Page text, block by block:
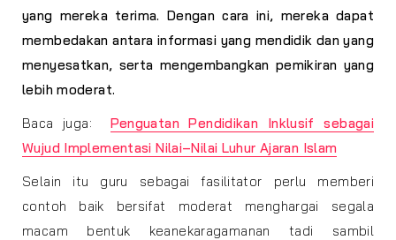
yang mereka terima. Dengan cara ini, mereka dapat
membedakan antara informasi yang mendidik dan yang
menyesatkan, serta mengembangkan pemikiran yang
lebih moderat.
Baca juga:
Penguatan Pendidikan Inklusif sebagai
Wujud Implementasi Nilai–Nilai Luhur Ajaran Islam
Selain itu guru sebagai fasilitator perlu memberi
contoh baik bersifat moderat menghargai segala
macam bentuk keanekaragamanan tadi sambil